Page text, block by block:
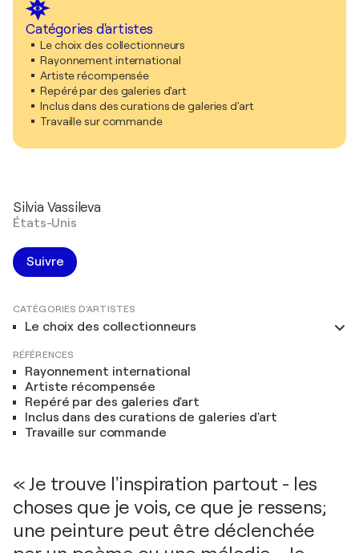
Catégories d'artistes
Le choix des collectionneurs
Rayonnement international
Artiste récompensée
Repéré par des galeries d'art
Inclus dans des curations de galeries d'art
Travaille sur commande
Silvia Vassileva
États-Unis
Suivre
CATÉGORIES D'ARTISTES
Le choix des collectionneurs
RÉFÉRENCES
Rayonnement international
Artiste récompensée
Repéré par des galeries d'art
Inclus dans des curations de galeries d'art
Travaille sur commande
« Je trouve l'inspiration partout - les
choses que je vois, ce que je ressens;
une peinture peut être déclenchée